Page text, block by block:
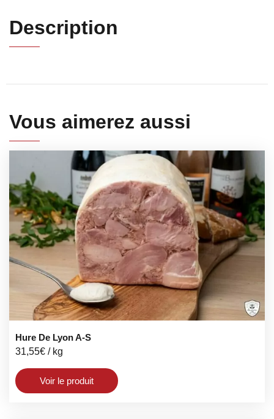
Description
Vous aimerez aussi
Hure De Lyon A-S
31,55€ / kg
Voir le produit